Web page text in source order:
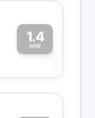
1.4
MW1